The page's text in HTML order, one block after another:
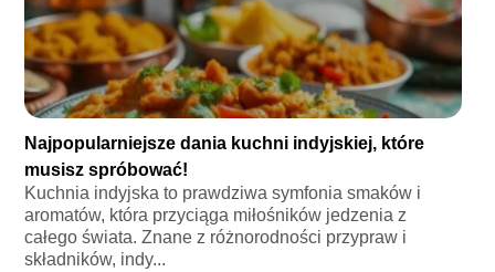
Najpopularniejsze dania kuchni indyjskiej, które
musisz spróbować!
Kuchnia indyjska to prawdziwa symfonia smaków i
aromatów, która przyciąga miłośników jedzenia z
całego świata. Znane z różnorodności przypraw i
składników, indy...